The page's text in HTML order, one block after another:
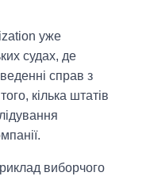
уже
судах, де
справ з
кілька штатів
виборчого